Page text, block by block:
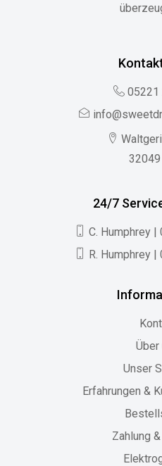
05221
24/7
C. Humphrey
R. Humphrey
Über
Unser
Erfahrungen &
Zahlung